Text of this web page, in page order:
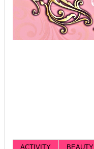
ACTIVITY BEAUTY